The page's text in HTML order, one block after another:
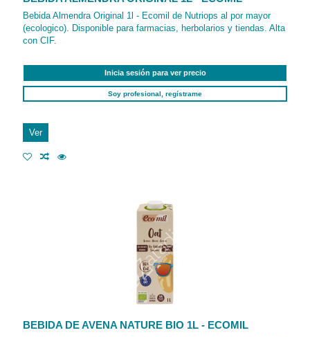
Bebida Almendra Original 1l - Ecomil de Nutriops al por mayor
(ecologico). Disponible para farmacias, herbolarios y tiendas. Alta
con CIF.
Inicia sesión para ver precio
Soy profesional, regístrame
Ver
BEBIDA DE AVENA NATURE BIO 1L - ECOMIL